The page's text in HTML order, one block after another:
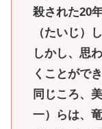
殺された20
（たいじ）
しかし、思
くことができ
同じころ、
一）らは、